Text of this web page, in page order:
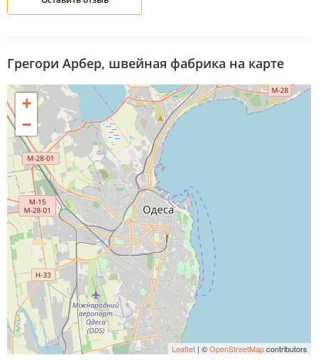
Грегори Арбер, швейная фабрика на карте
+
−
Leaflet | ©OpenStreetMapcontributors